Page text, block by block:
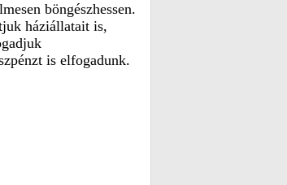
böngészhessen.
háziállatait is,
is elfogadunk.